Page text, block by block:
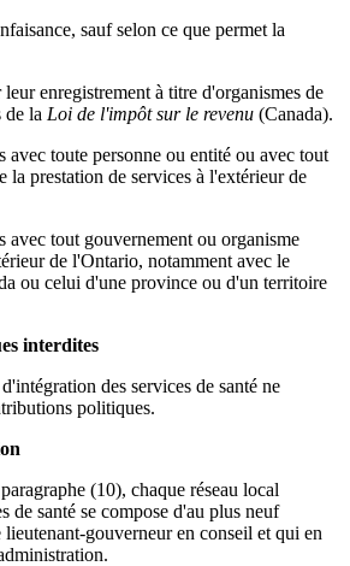
sauf selon ce que permet la
enregistrement à titre d'organismes de
de la Loi de l'impôt sur le revenu (Canada).
avec toute personne ou entité ou avec tout
la prestation de services à l'extérieur de
avec tout gouvernement ou organisme
de l'Ontario, notamment avec le
ou celui d'une province ou d'un territoire
interdites
des services de santé ne
politiques.
(10), chaque réseau local
de santé se compose d'au plus neuf
gouverneur en conseil et qui en